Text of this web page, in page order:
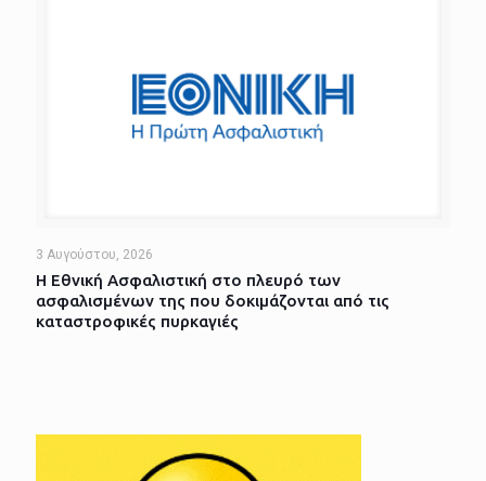
3 Αυγούστου, 2026
Η Εθνική Ασφαλιστική στο πλευρό των
ασφαλισμένων της που δοκιμάζονται από τις
καταστροφικές πυρκαγιές